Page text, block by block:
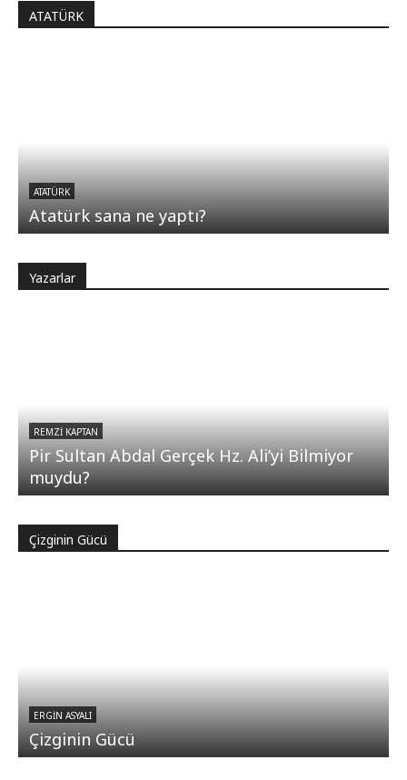
ATATÜRK
ATATÜRK
Atatürk sana ne yaptı?
Yazarlar
REMZI KAPTAN
Pir Sultan Abdal Gerçek Hz. Ali’yi Bilmiyor
muydu?
Çizginin Gücü
ERGIN ASYALI
Çizginin Gücü